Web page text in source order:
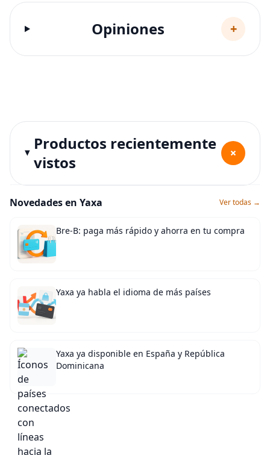
Opiniones +
Productos recientemente
vistos
+
Novedades en Yaxa Ver todas →
Bre-B: paga más rápido y ahorra en tu compra
Yaxa ya habla el idioma de más países
Yaxa ya disponible en España y República
Dominicana